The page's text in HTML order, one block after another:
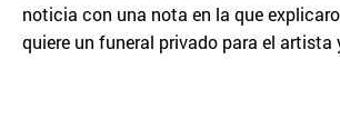
noticia con una nota en la que
quiere un funeral privado para el artista